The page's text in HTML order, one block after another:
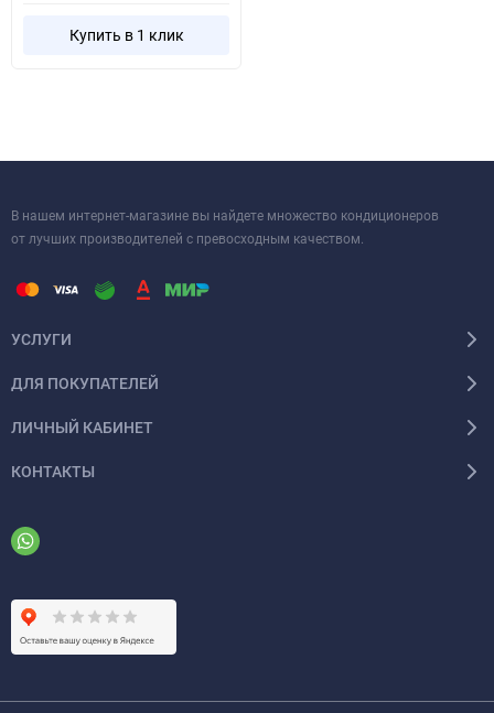
Купить в 1 клик
В нашем интернет-магазине вы найдете множество кондиционеров
от лучших производителей с превосходным качеством.
УСЛУГИ
ДЛЯ ПОКУПАТЕЛЕЙ
ЛИЧНЫЙ КАБИНЕТ
КОНТАКТЫ